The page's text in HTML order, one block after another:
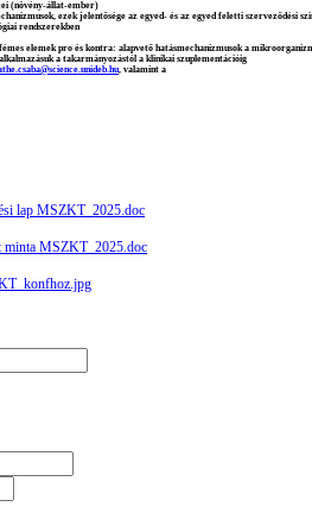
(növény-állat-ember)
ezek jelentősége az egyed- és az egyed feletti szerveződési
rendszerekben
elemek pro és kontra: alapvető hatásmechanizmusok a
a takarmányozástól a klinikai szuplementációig
, valamint a
lap MSZKT_2025.doc
minta MSZKT_2025.doc